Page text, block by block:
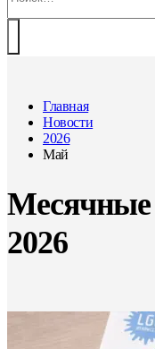
Главная
Новости
2026
Май
2026